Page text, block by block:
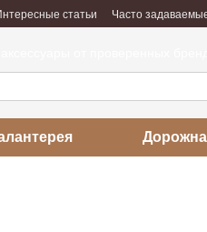
статьи Часто